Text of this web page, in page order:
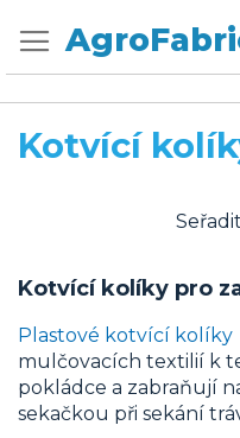
na
Přepnout
menu
Kotvící
Kotvící kolíky pro
Plastové kotvící kolíky
mulčovacích textilií k
pokládce a zabraňují
sekačkou při sekání